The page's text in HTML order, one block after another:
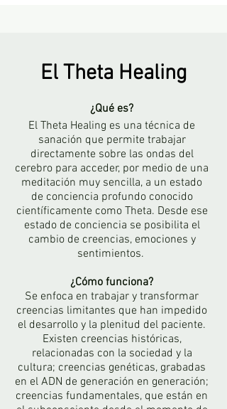
El Theta Healing
¿Qué es?
El Theta Healing es una técnica de
sanación que permite trabajar
directamente sobre las ondas del
cerebro para acceder, por medio de una
meditación muy sencilla, a un estado
de conciencia profundo conocido
científicamente como Theta. Desde ese
estado de conciencia se posibilita el
cambio de creencias, emociones y
sentimientos.
¿Cómo funciona?
Se enfoca en trabajar y transformar
creencias limitantes que han impedido
el desarrollo y la plenitud del paciente.
Existen creencias históricas,
relacionadas con la sociedad y la
cultura; creencias genéticas, grabadas
en el ADN de generación en generación;
creencias fundamentales, que están en